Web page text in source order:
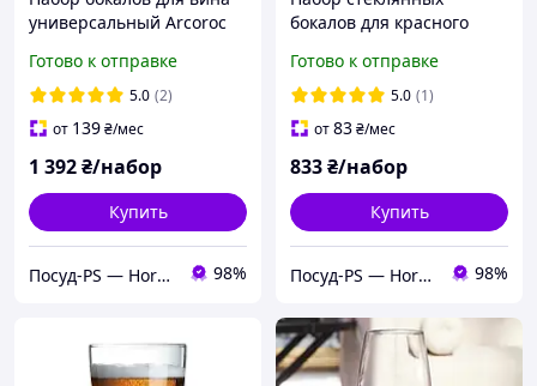
универсальный Arcoroc
(L2761)
Готово к отправке
5.0 (2)
от 139₴/мес
1 392₴/набор
Купить
Посуд-PS — Horeca Посуда Подарки 98%
бокалов для красного
6 шт (L1348)
Готово к отправке
5.0 (1)
от83₴/мес
833₴/набор
Купить
Посуд-PS — Horeca Посуда Подарки 98%